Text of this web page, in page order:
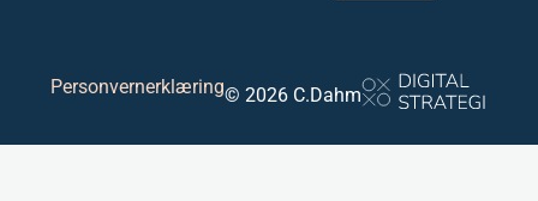
Personvernerklæring© 2026 C.Dahm